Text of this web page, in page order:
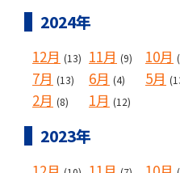
2024年
12月 (13) 11月 (9) 10月
7月 (13) 6月 (4) 5月
2月 (8) 1月 (12)
2023年